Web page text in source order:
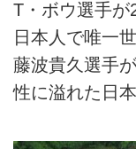
T・ボウ選手が
日本人で唯一
藤波貴久選手
性に溢れた日